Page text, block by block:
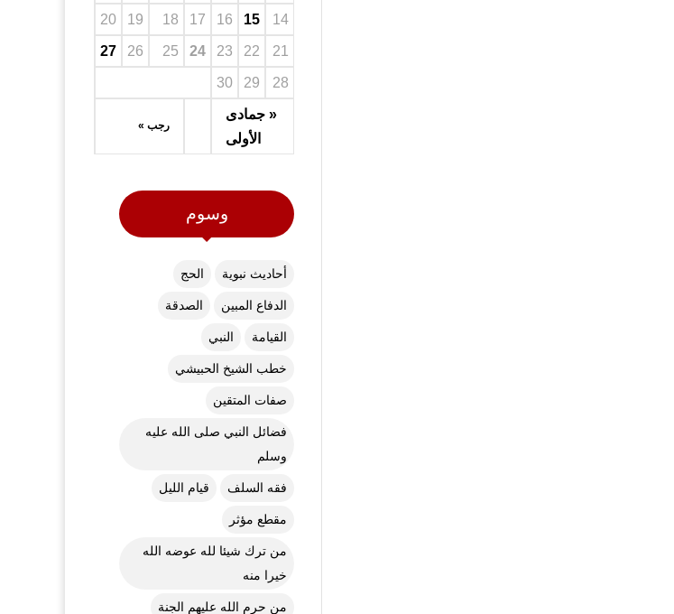
« جمادى
الأولى
رجب »
14
15
16
17
18
19
20
21
22
23
24
25
26
27
28
29
30
وسوم
أحاديث نبوية الحج
الدفاع المبين الصدقة
القيامة النبي
خطب الشيخ الحبيشي
صفات المتقين
فضائل النبي صلى الله عليه
وسلم
فقه السلف قيام الليل
مقطع مؤثر
من ترك شيئا لله عوضه الله
خيرا منه
من حرم الله عليهم الجنة